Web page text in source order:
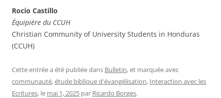
Rocio Castillo
Équipière du CCUH
Christian Community of University Students in Honduras
(CCUH)
Cette entrée a été publiée dans Bulletin, et marquée avec
communauté,étude biblique d'évangélisation, Interaction avec les
Ecritures, le mai 1, 2025 par Ricardo Borges.